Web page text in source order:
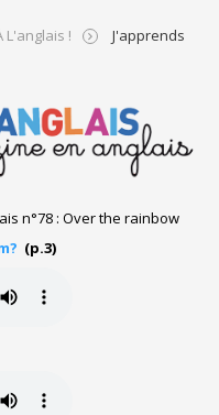
L'anglais !
J'apprends
n°78 : Over the rainbow
(p.3)